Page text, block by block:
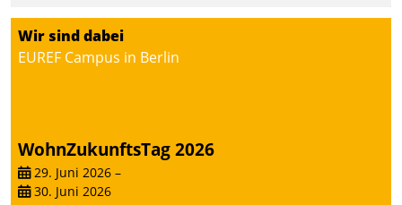
Wir sind dabei
EUREF Campus in Berlin
WohnZukunftsTag 2026
29. Juni 2026 –
30. Juni 2026